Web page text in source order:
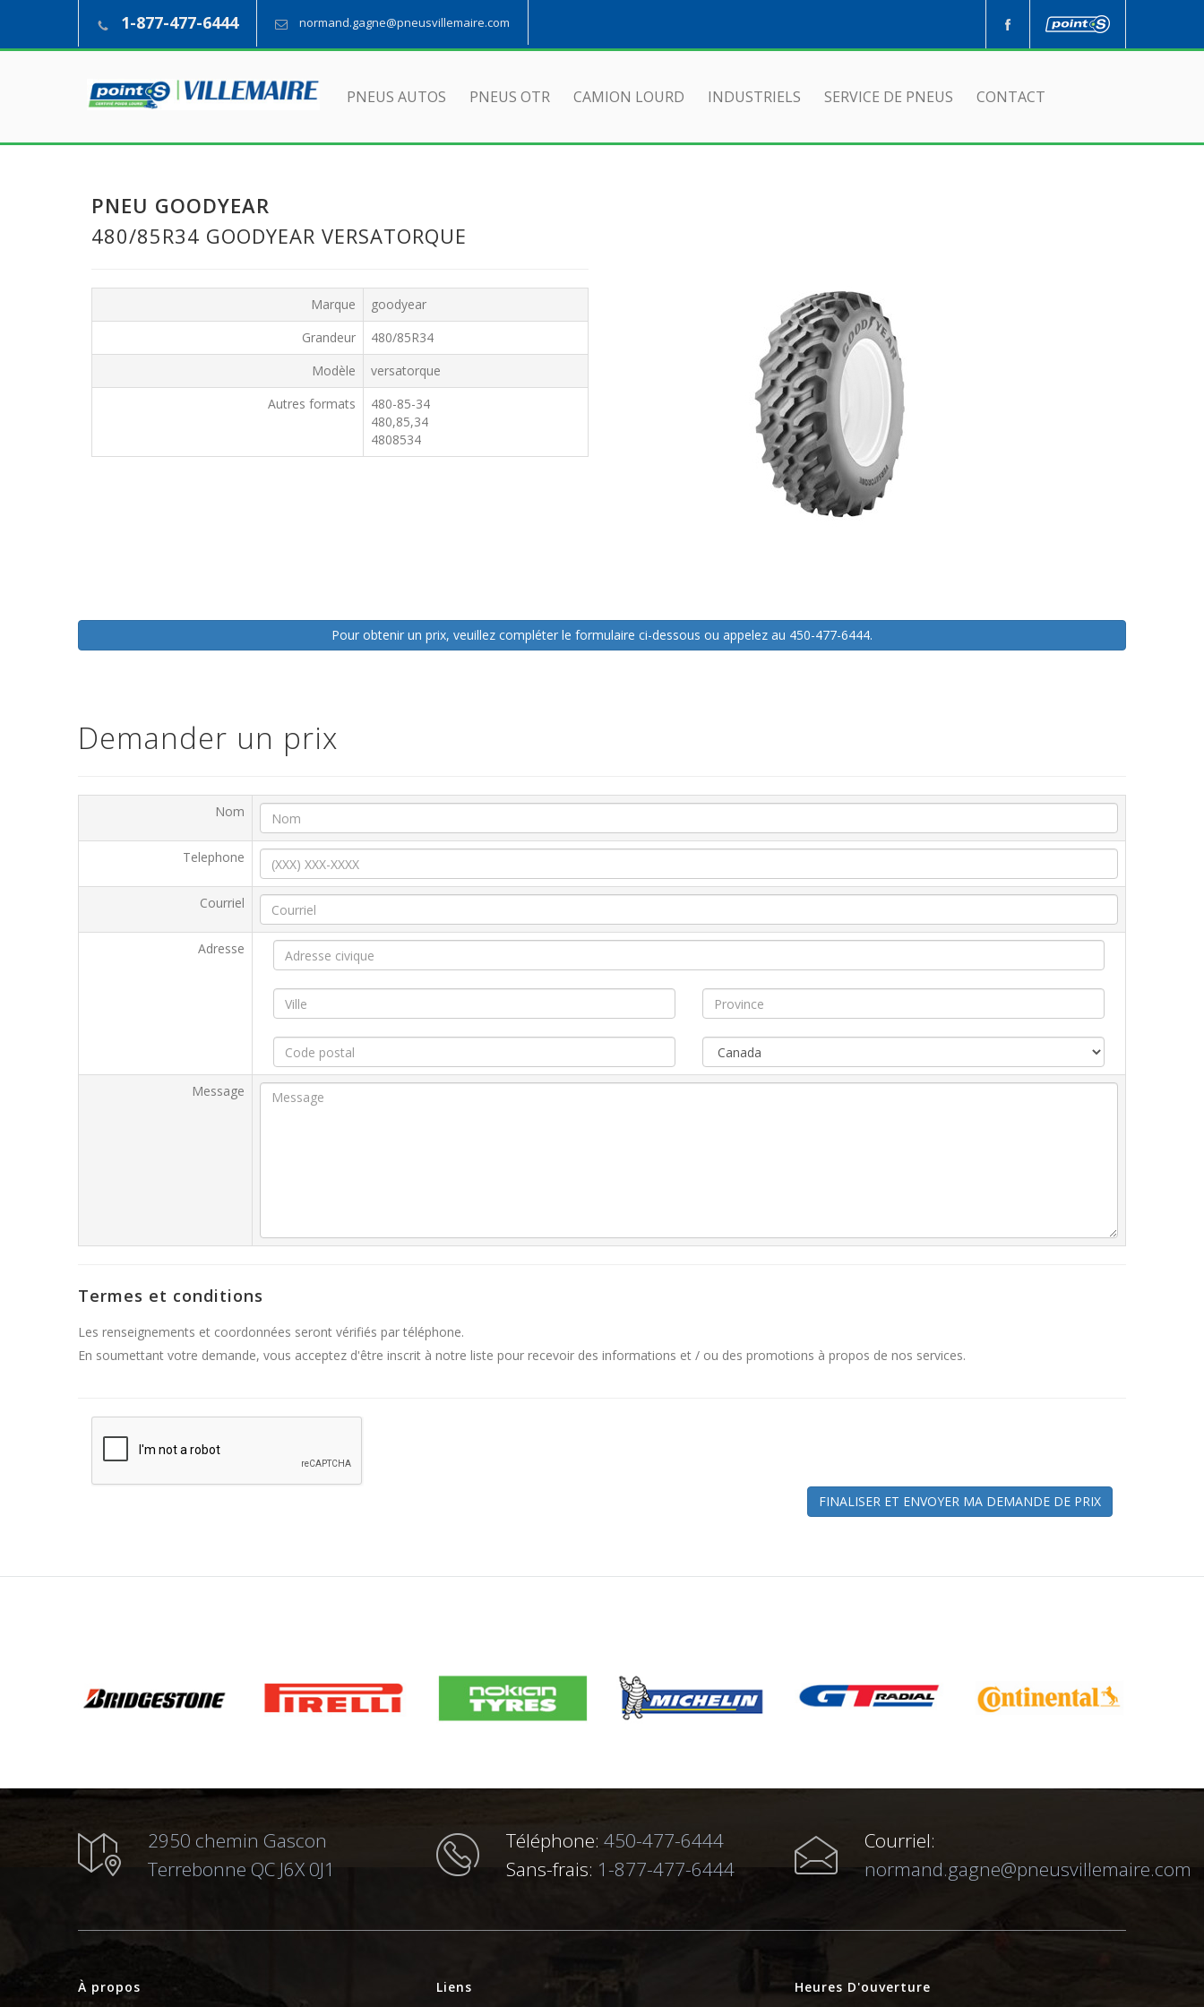
1-877-477-6444 normand.gagne@pneusvillemaire.com
PNEUS AUTOS PNEUS OTR CAMION LOURD INDUSTRIELS SERVICE DE PNEUS CONTACT
PNEU GOODYEAR
480/85R34 GOODYEAR VERSATORQUE
Marque
goodyear
Grandeur
480/85R34
Modèle
versatorque
Autres formats
480-85-34
480,85,34
4808534
Pour obtenir un prix, veuillez compléter le formulaire ci-dessous ou appelez au 450-477-6444.
Demander un prix
Nom
Telephone
Courriel
Adresse
Message
Termes et conditions
Les renseignements et coordonnées seront vérifiés par téléphone.
En soumettant votre demande, vous acceptez d'être inscrit à notre liste pour recevoir des informations et / ou des promotions à propos de nos services.
FINALISER ET ENVOYER MA DEMANDE DE PRIX
2950 chemin Gascon
Terrebonne QC J6X 0J1
Téléphone: 450-477-6444
Sans-frais: 1-877-477-6444
Courriel:
normand.gagne@pneusvillemaire.com
À propos Liens Heures D'ouverture